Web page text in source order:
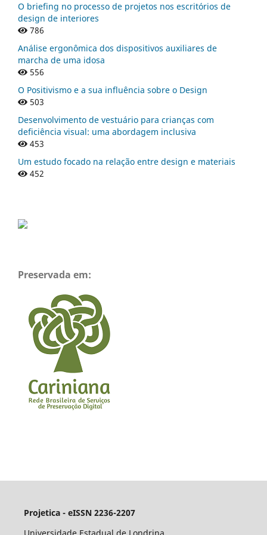
O briefing no processo de projetos nos escritórios de
design de interiores
786
Análise ergonômica dos dispositivos auxiliares de
marcha de uma idosa
556
O Positivismo e a sua influência sobre o Design
503
Desenvolvimento de vestuário para crianças com
deficiência visual: uma abordagem inclusiva
453
Um estudo focado na relação entre design e materiais
452
Preservada em:
Projetica - eISSN 2236-2207